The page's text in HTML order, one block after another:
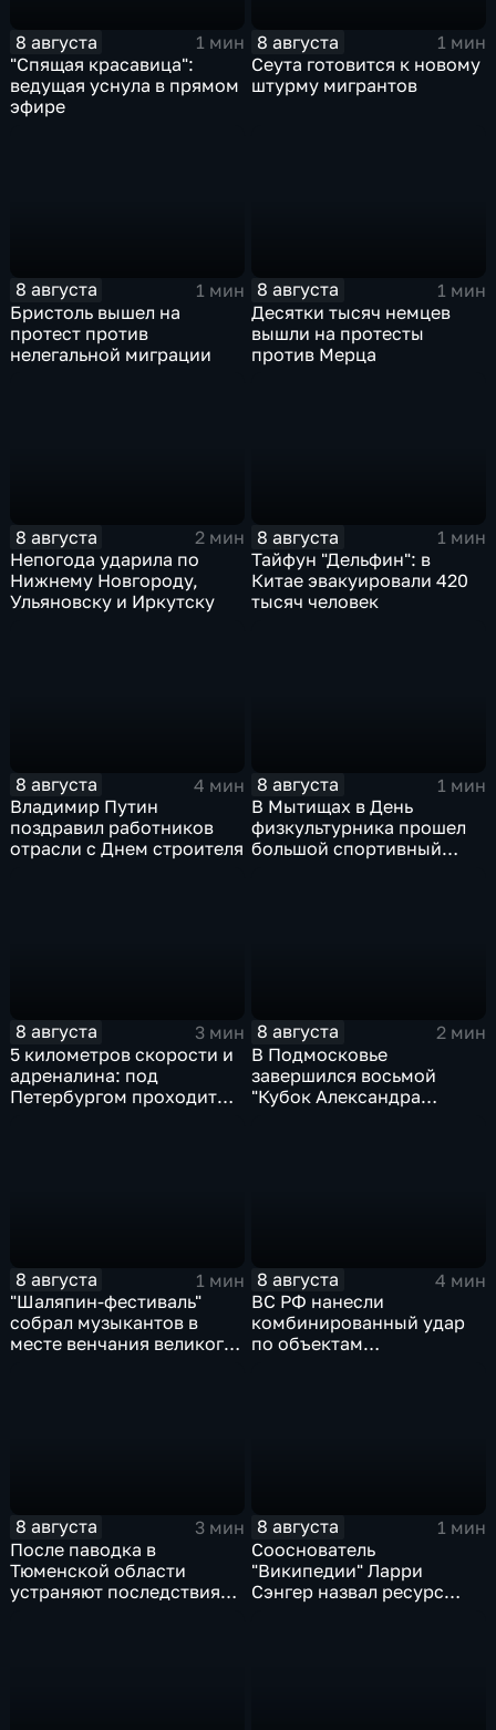
8 августа
1 мин
"Спящая красавица":
ведущая уснула в прямом
эфире
8 августа
1 мин
Сеута готовится к новому
штурму мигрантов
8 августа
1 мин
Бристоль вышел на
протест против
нелегальной миграции
8 августа
1 мин
Десятки тысяч немцев
вышли на протесты
против Мерца
8 августа
2 мин
Непогода ударила по
Нижнему Новгороду,
Ульяновску и Иркутску
8 августа
1 мин
Тайфун "Дельфин": в
Китае эвакуировали 420
тысяч человек
8 августа
4 мин
Владимир Путин
поздравил работников
отрасли с Днем строителя
8 августа
1 мин
В Мытищах в День
физкультурника прошел
большой спортивный
8 августа
3 мин
5 километров скорости и
адреналина: под
Петербургом проходит
8 августа
2 мин
В Подмосковье
завершился восьмой
"Кубок Александра
8 августа
1 мин
"Шаляпин‑фестиваль"
собрал музыкантов в
месте венчания великого
8 августа
4 мин
ВС РФ нанесли
комбинированный удар
по объектам
8 августа
3 мин
После паводка в
Тюменской области
устраняют последствия
8 августа
1 мин
Сооснователь
"Википедии" Ларри
Сэнгер назвал ресурс